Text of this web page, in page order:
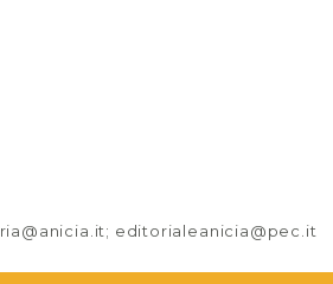
editorialeanicia@pec.it